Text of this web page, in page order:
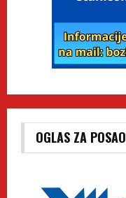
OGLAS ZA POSAO